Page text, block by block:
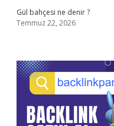
Gül bahçesi ne denir ?
Temmuz 22, 2026